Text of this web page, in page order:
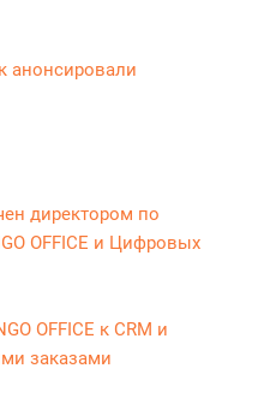
анонсировали
директором по
OFFICE и Цифровых
OFFICE к CRM и
заказами